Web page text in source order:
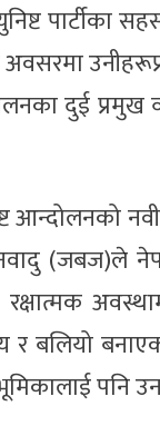
दुई
आन्दोलनको
(जबज)ले
र बलियो
पनि